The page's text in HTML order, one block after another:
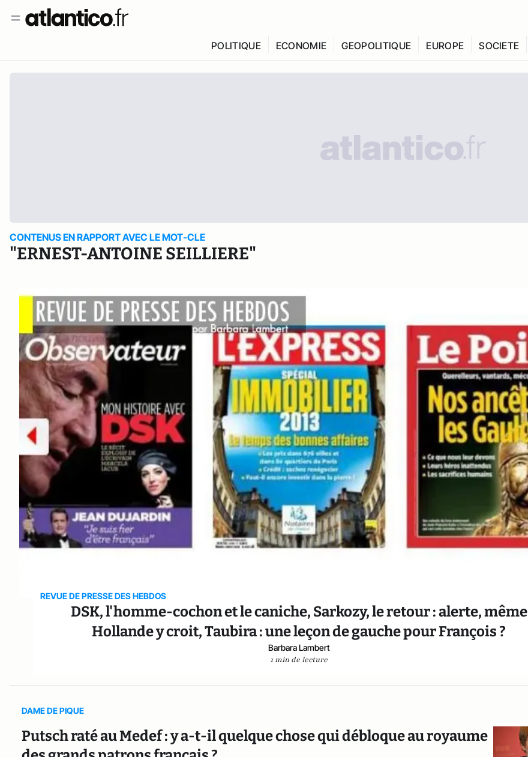
POLITIQUE ECONOMIE GEOPOLITIQUE EUROPE SOCIETE
CONTENUS EN RAPPORT AVEC LE MOT-CLE
"ERNEST-ANTOINE SEILLIERE"
REVUE DE PRESSE DES HEBDOS
DSK, l'homme-cochon et le caniche, Sarkozy, le retour : alerte, même
Hollande y croit, Taubira : une leçon de gauche pour François ?
Barbara Lambert
1 min de lecture
DAME DE PIQUE
Putsch raté au Medef : y a-t-il quelque chose qui débloque au royaume